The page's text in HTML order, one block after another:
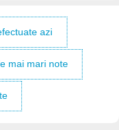
azi
mai mari note